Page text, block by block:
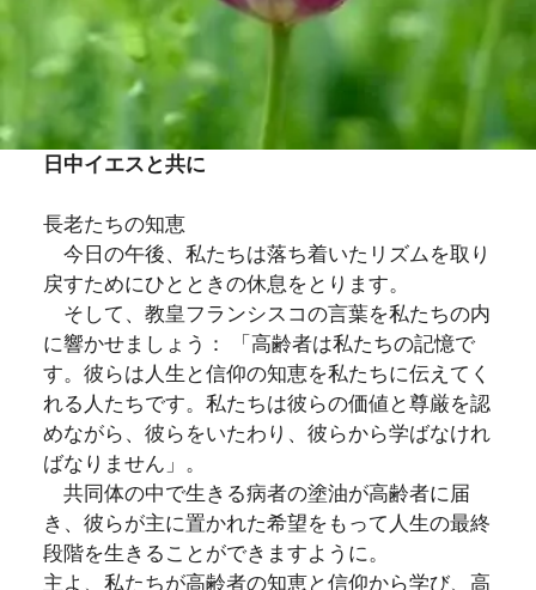
日中イエスと共に
長老たちの知恵
今日の午後、私たちは落ち着いたリズムを取り
戻すためにひとときの休息をとります。
そして、教皇フランシスコの言葉を私たちの内
に響かせましょう： 「高齢者は私たちの記憶で
す。彼らは人生と信仰の知恵を私たちに伝えてく
れる人たちです。私たちは彼らの価値と尊厳を認
めながら、彼らをいたわり、彼らから学ばなけれ
ばなりません」。
共同体の中で生きる病者の塗油が高齢者に届
き、彼らが主に置かれた希望をもって人生の最終
段階を生きることができますように。
主よ、私たちが高齢者の知恵と信仰から学び、高